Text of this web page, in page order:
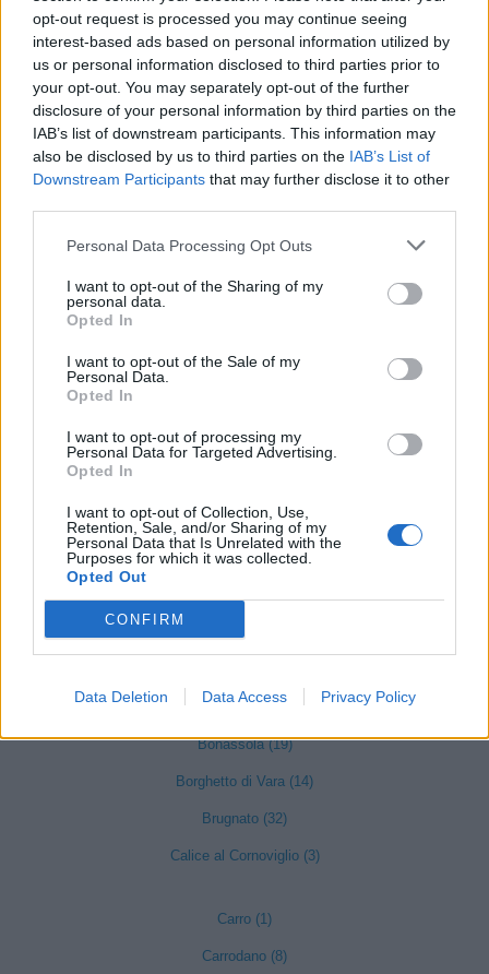
opt-out request is processed you may continue seeing
interest-based ads based on personal information utilized by
us or personal information disclosed to third parties prior to
your opt-out. You may separately opt-out of the further
disclosure of your personal information by third parties on the
IAB’s list of downstream participants. This information may
also be disclosed by us to third parties on the IAB’s List of
Downstream Participants that may further disclose it to other
Personal Data Processing Opt Outs
I want to opt-out of the Sharing of my
personal data.
Opted In
I want to opt-out of the Sale of my
Personal Data.
Opted In
I want to opt-out of processing my
Personal Data for Targeted Advertising.
Opted In
I want to opt-out of Collection, Use,
Retention, Sale, and/or Sharing of my
Personal Data that Is Unrelated with the
Purposes for which it was collected.
Opted Out
CONFIRM
Data Deletion Data Access Privacy Policy
S.A.G.C. S.R.L. IN
LIQUIDAZIONE
5-10 milioni Arcola
SOCIETA'
COOPERATIVA A
R.L.
1-2 milioni Arcola
EVERCOLOR SRL
SPE.DE.MAR.
2-5 milioni
Visualizza tutti i comuni della
provincia di La Spezia
Ameglia (67)
Arcola (111)
Bolano (71)
Bonassola (19)
Borghetto di Vara (14)
Brugnato (32)
Calice al Cornoviglio (3)
Carro (1)
Carrodano (8)